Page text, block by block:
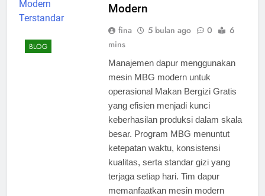
BLOG
Modern
fina 5 bulan ago 0
6
mins
Manajemen dapur menggunakan
mesin MBG modern untuk
operasional Makan Bergizi Gratis
yang efisien menjadi kunci
keberhasilan produksi dalam skala
besar. Program MBG menuntut
ketepatan waktu, konsistensi
kualitas, serta standar gizi yang
terjaga setiap hari. Tim dapur
memanfaatkan mesin modern